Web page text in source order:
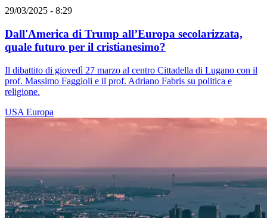
29/03/2025 - 8:29
Dall'America di Trump all’Europa secolarizzata,
quale futuro per il cristianesimo?
Il dibattito di giovedì 27 marzo al centro Cittadella di Lugano con il
prof. Massimo Faggioli e il prof. Adriano Fabris su politica e
religione.
USA Europa